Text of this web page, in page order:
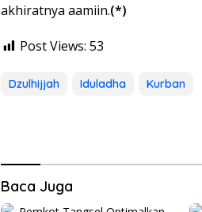
akhiratnya aamiin.(*)
Post Views: 53
Dzulhijjah Iduladha Kurban
Baca Juga